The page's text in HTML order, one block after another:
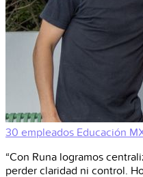
30 empleados Educación
“Con Runa logramos
perder claridad ni control.